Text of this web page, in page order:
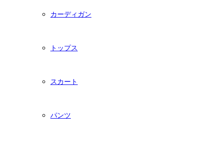
カーディガン
トップス
スカート
パンツ